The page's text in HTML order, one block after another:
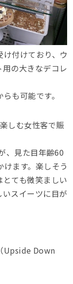
付けており、ウ
の大きなデコレ
も可能です。
しむ女性客で賑
、見た目年齢60
ます。楽しそう
ても微笑ましい
スイーツに目が
Upside Down